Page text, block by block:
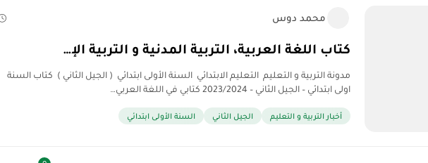
محمد دوس
كتاب اللغة العربية، التربية المدنية و التربية الإ…
مدونة التربية و التعليم التعليم الابتدائي السنة الأولى ابتدائي ( الجيل الثاني ) كتاب السنة
اولى ابتدائي – الجيل الثاني – 2023/2024 كتابي في اللغة العربي…
أخبار التربية و التعليم الجيل الثاني السنة الأولى ابتدائي